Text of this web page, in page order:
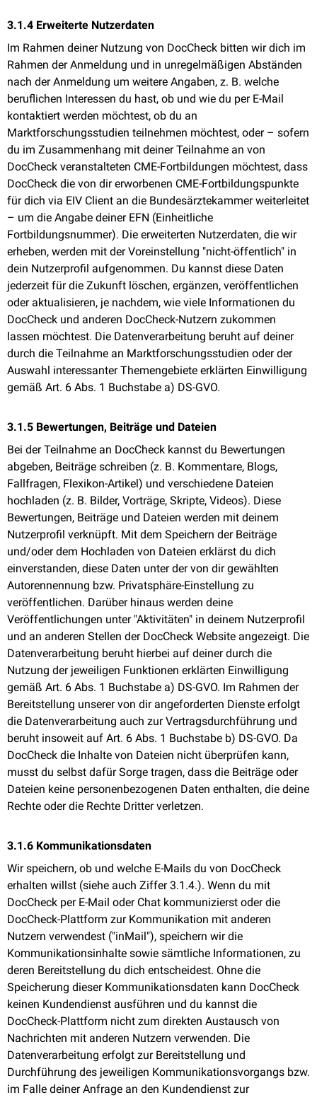
3.1.4 Erweiterte Nutzerdaten
Im Rahmen deiner Nutzung von DocCheck bitten wir dich im
Rahmen der Anmeldung und in unregelmäßigen Abständen
nach der Anmeldung um weitere Angaben, z. B. welche
beruflichen Interessen du hast, ob und wie du per E-Mail
kontaktiert werden möchtest, ob du an
Marktforschungsstudien teilnehmen möchtest, oder – sofern
du im Zusammenhang mit deiner Teilnahme an von
DocCheck veranstalteten CME-Fortbildungen möchtest, dass
DocCheck die von dir erworbenen CME-Fortbildungspunkte
für dich via EIV Client an die Bundesärztekammer weiterleitet
– um die Angabe deiner EFN (Einheitliche
Fortbildungsnummer). Die erweiterten Nutzerdaten, die wir
erheben, werden mit der Voreinstellung "nicht-öffentlich" in
dein Nutzerprofil aufgenommen. Du kannst diese Daten
jederzeit für die Zukunft löschen, ergänzen, veröffentlichen
oder aktualisieren, je nachdem, wie viele Informationen du
DocCheck und anderen DocCheck-Nutzern zukommen
lassen möchtest. Die Datenverarbeitung beruht auf deiner
durch die Teilnahme an Marktforschungsstudien oder der
Auswahl interessanter Themengebiete erklärten Einwilligung
gemäß Art. 6 Abs. 1 Buchstabe a) DS-GVO.
3.1.5 Bewertungen, Beiträge und Dateien
Bei der Teilnahme an DocCheck kannst du Bewertungen
abgeben, Beiträge schreiben (z. B. Kommentare, Blogs,
Fallfragen, Flexikon-Artikel) und verschiedene Dateien
hochladen (z. B. Bilder, Vorträge, Skripte, Videos). Diese
Bewertungen, Beiträge und Dateien werden mit deinem
Nutzerprofil verknüpft. Mit dem Speichern der Beiträge
und/oder dem Hochladen von Dateien erklärst du dich
einverstanden, diese Daten unter der von dir gewählten
Autorennennung bzw. Privatsphäre-Einstellung zu
veröffentlichen. Darüber hinaus werden deine
Veröffentlichungen unter "Aktivitäten" in deinem Nutzerprofil
und an anderen Stellen der DocCheck Website angezeigt. Die
Datenverarbeitung beruht hierbei auf deiner durch die
Nutzung der jeweiligen Funktionen erklärten Einwilligung
gemäß Art. 6 Abs. 1 Buchstabe a) DS-GVO. Im Rahmen der
Bereitstellung unserer von dir angeforderten Dienste erfolgt
die Datenverarbeitung auch zur Vertragsdurchführung und
beruht insoweit auf Art. 6 Abs. 1 Buchstabe b) DS-GVO. Da
DocCheck die Inhalte von Dateien nicht überprüfen kann,
musst du selbst dafür Sorge tragen, dass die Beiträge oder
Dateien keine personenbezogenen Daten enthalten, die deine
Rechte oder die Rechte Dritter verletzen.
3.1.6 Kommunikationsdaten
Wir speichern, ob und welche E-Mails du von DocCheck
erhalten willst (siehe auch Ziffer 3.1.4.). Wenn du mit
DocCheck per E-Mail oder Chat kommunizierst oder die
DocCheck-Plattform zur Kommunikation mit anderen
Nutzern verwendest ("inMail"), speichern wir die
Kommunikationsinhalte sowie sämtliche Informationen, zu
deren Bereitstellung du dich entscheidest. Ohne die
Speicherung dieser Kommunikationsdaten kann DocCheck
keinen Kundendienst ausführen und du kannst die
DocCheck-Plattform nicht zum direkten Austausch von
Nachrichten mit anderen Nutzern verwenden. Die
Datenverarbeitung erfolgt zur Bereitstellung und
Durchführung des jeweiligen Kommunikationsvorgangs bzw.
im Falle deiner Anfrage an den Kundendienst zur